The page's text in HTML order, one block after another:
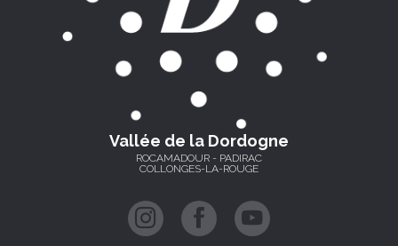
Vallée de la Dordogne
ROCAMADOUR - PADIRAC
COLLONGES-LA-ROUGE